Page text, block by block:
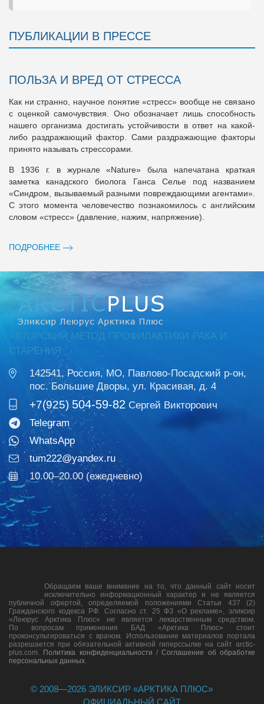
ПУБЛИКАЦИИ В ПРЕССЕ
ПОЛЬЗА И ВРЕД ОТ СТРЕССА
Как ни странно, научное понятие «стресс» вообще не связано
с оценкой самочувствия. Оно обозначает лишь способность
нашего организма достигать устойчивости в ответ на какой-
либо раздражающий фактор. Сами раздражающие факторы
принято называть стрессорами.
В 1936 г. в журнале «Nature» была напечатана краткая
заметка канадского биолога Ганса Селье под названием
«Синдром, вызываемый разными повреждающими агентами».
С этого момента человечество познакомилось с английским
словом «стресс» (давление, нажим, напряжение).
ПОДРОБНЕЕ
АВТОРСКИЙ МЕТОД ПРОФИЛАКТИКИ РАКА И
СТАРЕНИЯ
142541, Россия, МО, Павлово-Посадский р-он,
пос. Большие Дворы, ул. Красивая, д. 4
+7(925) 504-59-82 Сергей Викторович
Telegram
WhatsApp
tum222@yandex.ru
10.00–20.00 (ежедневно)
Обращаем ваше внимание на то, что данный сайт носит
исключительно информационный характер и не является
публичной офертой, определяемой положениями Статьи 437 (2)
Гражданского кодекса РФ. Согласно ст. 25 ФЗ «О рекламе», эликсир
«Леюрус Арктика Плюс» не является лекарственным средством.
По вопросам применения БАД «Арктика Плюс» стоит
проконсультироваться с врачом. Использование материалов портала
разрешается при обязательной активной гиперссылке на сайт arctic-
plus.com.
Политика конфиденциальности /Соглашение об обработке
персональных данных.
© 2008—2026ЭЛИКСИР «АРКТИКА ПЛЮС»